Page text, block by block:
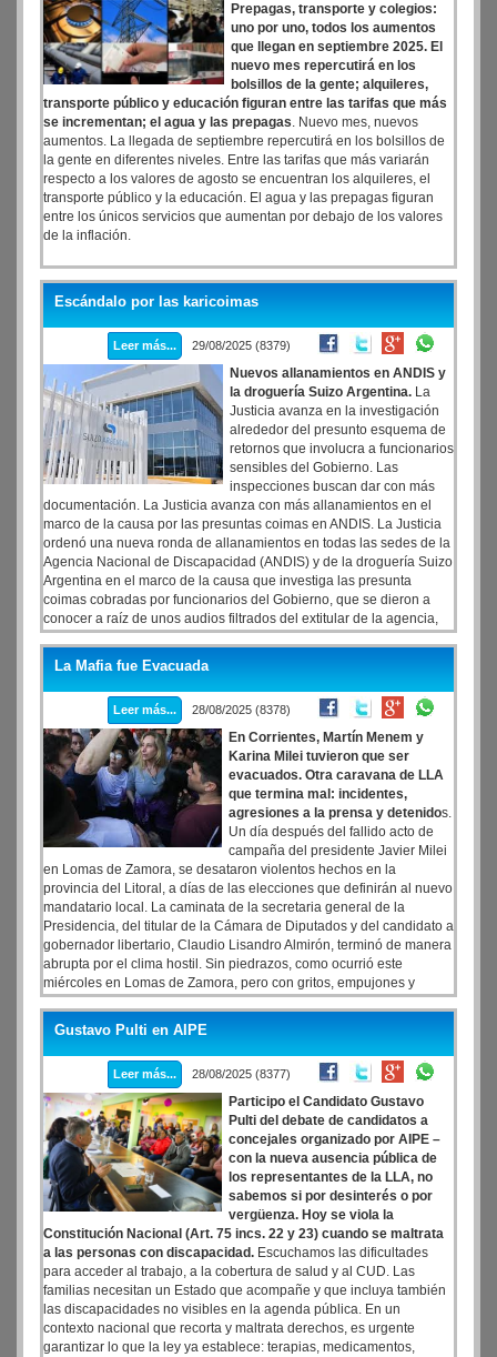
Prepagas, transporte y colegios:
uno por uno, todos los aumentos
que llegan en septiembre 2025. El
nuevo mes repercutirá en los
bolsillos de la gente; alquileres,
transporte público y educación figuran entre las tarifas que más
se incrementan; el agua y las prepagas. Nuevo mes, nuevos
aumentos. La llegada de septiembre repercutirá en los bolsillos de
la gente en diferentes niveles. Entre las tarifas que más variarán
respecto a los valores de agosto se encuentran los alquileres, el
transporte público y la educación. El agua y las prepagas figuran
entre los únicos servicios que aumentan por debajo de los valores
de la inflación.
Escándalo por las karicoimas
Leer más... 29/08/2025 (8379)
Nuevos allanamientos en ANDIS y
la droguería Suizo Argentina. La
Justicia avanza en la investigación
alrededor del presunto esquema de
retornos que involucra a funcionarios
sensibles del Gobierno. Las
inspecciones buscan dar con más
documentación. La Justicia avanza con más allanamientos en el
marco de la causa por las presuntas coimas en ANDIS. La Justicia
ordenó una nueva ronda de allanamientos en todas las sedes de la
Agencia Nacional de Discapacidad (ANDIS) y de la droguería Suizo
Argentina en el marco de la causa que investiga las presunta
coimas cobradas por funcionarios del Gobierno, que se dieron a
conocer a raíz de unos audios filtrados del extitular de la agencia,
Diego Spagnuolo. Por otro lado, el juez Sebastián Casanello y el
fiscal Franco Picardi dispusieron el levantamiento del secreto fiscal
y bancario de Spagnuolo y de los directivos de empresa
farmacéutica.
La Mafia fue Evacuada
Leer más... 28/08/2025 (8378)
En Corrientes, Martín Menem y
Karina Milei tuvieron que ser
evacuados. Otra caravana de LLA
que termina mal: incidentes,
agresiones a la prensa y detenidos.
Un día después del fallido acto de
campaña del presidente Javier Milei
en Lomas de Zamora, se desataron violentos hechos en la
provincia del Litoral, a días de las elecciones que definirán al nuevo
mandatario local. La caminata de la secretaria general de la
Presidencia, del titular de la Cámara de Diputados y del candidato a
gobernador libertario, Claudio Lisandro Almirón, terminó de manera
abrupta por el clima hostil. Sin piedrazos, como ocurrió este
miércoles en Lomas de Zamora, pero con gritos, empujones y
agresiones a la prensa, este jueves una caravana de La Libertad
Avanza provincia de Corrientes volvió a terminar de la peor manera,
con gritos, empujones, agresiones a la prensa y detenidos.
Gustavo Pulti en AIPE
Leer más... 28/08/2025 (8377)
Participo el Candidato Gustavo
Pulti del debate de candidatos a
concejales organizado por AIPE –
con la nueva ausencia pública de
los representantes de la LLA, no
sabemos si por desinterés o por
vergüenza. Hoy se viola la
Constitución Nacional (Art. 75 incs. 22 y 23) cuando se maltrata
a las personas con discapacidad. Escuchamos las dificultades
para acceder al trabajo, a la cobertura de salud y al CUD. Las
familias necesitan un Estado que acompañe y que incluya también
las discapacidades no visibles en la agenda pública. En un
contexto nacional que recorta y maltrata derechos, es urgente
garantizar lo que la ley ya establece: terapias, medicamentos,